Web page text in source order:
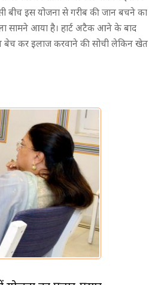
बीच इस योजना से गरीब की जान बचने का
सामने आया है। हार्ट अटैक आने के बाद
बेच कर इलाज करवाने की सोची लेकिन खेत